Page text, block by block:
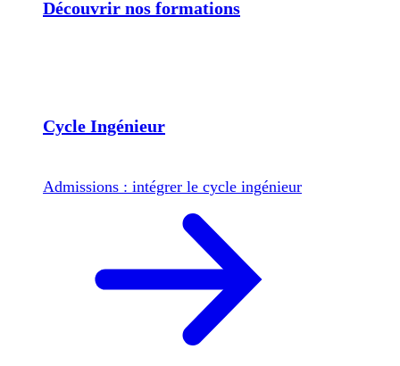
Découvrir nos formations
Cycle Ingénieur
Admissions : intégrer le cycle ingénieur